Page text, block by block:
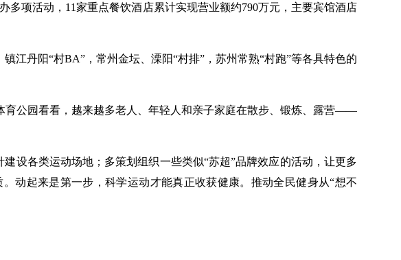
多项活动，11家重点餐饮酒店累计实现营业额约790万元，主要宾馆酒店
江丹阳“村BA”，常州金坛、溧阳“村排”，苏州常熟“村跑”等各具特色的
育公园看看，越来越多老人、年轻人和亲子家庭在散步、锻炼、露营——
设各类运动场地；多策划组织一些类似“苏超”品牌效应的活动，让更多
动起来是第一步，科学运动才能真正收获健康。推动全民健身从“想不